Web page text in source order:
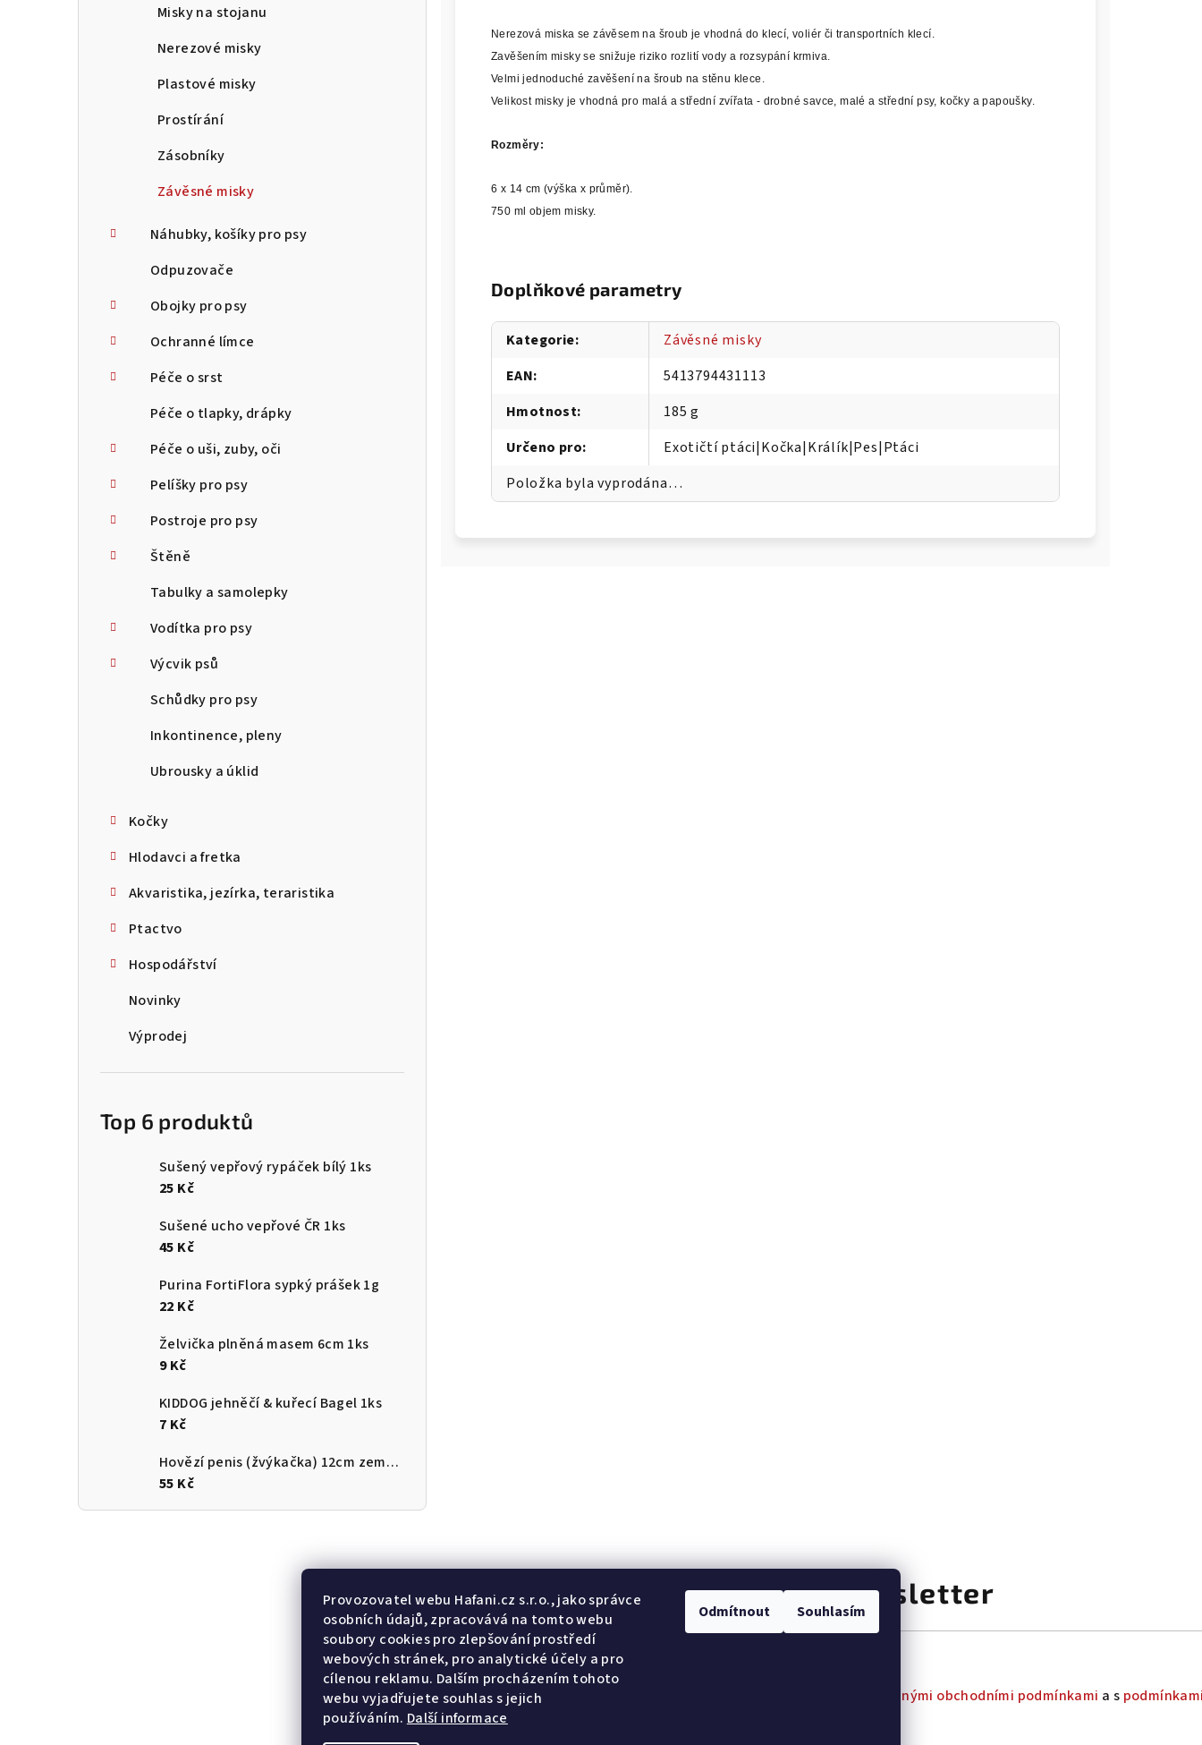
Provozovatel webu Hafani.cz s.r.o., jako správce
osobních údajů, zpracovává na tomto webu
soubory cookies pro zlepšování prostředí
webových stránek, pro analytické účely a pro
cílenou reklamu. Dalším procházením tohoto
webu vyjadřujete souhlas s jejich
používáním. Další informace
Odmítnout Souhlasím
Misky na stojanu
Nerezové misky
Plastové misky
Prostírání
Zásobníky
Závěsné misky
Náhubky, košíky pro psy
Odpuzovače
Obojky pro psy
Ochranné límce
Péče o srst
Péče o tlapky, drápky
Péče o uši, zuby, oči
Pelíšky pro psy
Postroje pro psy
Štěně
Tabulky a samolepky
Vodítka pro psy
Výcvik psů
Schůdky pro psy
Inkontinence, pleny
Ubrousky a úklid
Kočky
Hlodavci a fretka
Akvaristika, jezírka, teraristika
Ptactvo
Hospodářství
Novinky
Výprodej
Top 6 produktů
Sušený vepřový rypáček bílý 1ks
25 Kč
Sušené ucho vepřové ČR 1ks
45 Kč
Purina FortiFlora sypký prášek 1g
22 Kč
Želvička plněná masem 6cm 1ks
9 Kč
KIDDOG jehněčí & kuřecí Bagel 1ks
7 Kč
Hovězí penis (žvýkačka) 12cm země původu ČR
55 Kč
Nerezová miska se závěsem na šroub je vhodná do klecí, voliér či transportních klecí.
Zavěšením misky se snižuje riziko rozlití vody a rozsypání krmiva.
Velmi jednoduché zavěšení na šroub na stěnu klece.
Velikost misky je vhodná pro malá a střední zvířata - drobné savce, malé a střední psy, kočky a papoušky.
Rozměry:
6 x 14 cm (výška x průměr).
750 ml objem misky.
Doplňkové parametry
Kategorie:
Závěsné misky
EAN:
5413794431113
Hmotnost:
185 g
Určeno pro:
Exotičtí ptáci|Kočka|Králík|Pes|Ptáci
Položka byla vyprodána…
Odebírat newsletter
všeobecnými obchodními podmínkami a s